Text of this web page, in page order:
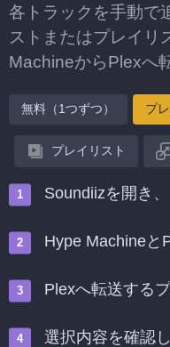
各トラックを手動で
ストまたはプレイリ
MachineからPlexへ
無料（1つずつ） プ
プレイリスト
Soundiizを開き
Hype Machineと
Plexへ転送する
選択内容を確認